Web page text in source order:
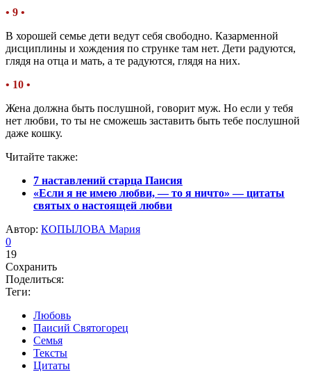
• 9 •
В хорошей семье дети ведут себя свободно. Казарменной
дисциплины и хождения по струнке там нет. Дети радуются,
глядя на отца и мать, а те радуются, глядя на них.
• 10 •
Жена должна быть послушной, говорит муж. Но если у тебя
нет любви, то ты не сможешь заставить быть тебе послушной
даже кошку.
Читайтe также:
7 наставлений старца Паисия
«Если я не имею любви, — то я ничто» — цитаты
святых о настоящей любви
Автор: КОПЫЛОВА Мария
0
19
Сохранить
Поделиться:
Теги:
Любовь
Паисий Святогорец
Семья
Тексты
Цитаты